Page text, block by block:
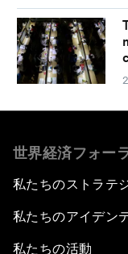
世界経済フォー
私たちのストラテ
私たちのアイデン
私たちの活動